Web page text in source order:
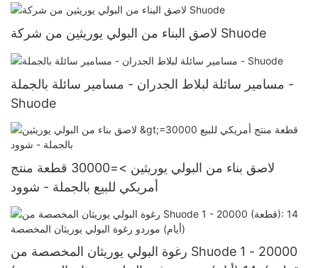
لاصق البناء من البولي يوريثين من شركة Shuode
مسامير سائلة لبلاط الجدران - مسامير سائلة بالجملة -
Shuode
لاصق بناء من البولي يوريثين >=30000 قطعة منتج
أمريكي للبيع بالجملة - شوود
رغوة البولي يوريثان المخصصة من Shuode 1 - 20000